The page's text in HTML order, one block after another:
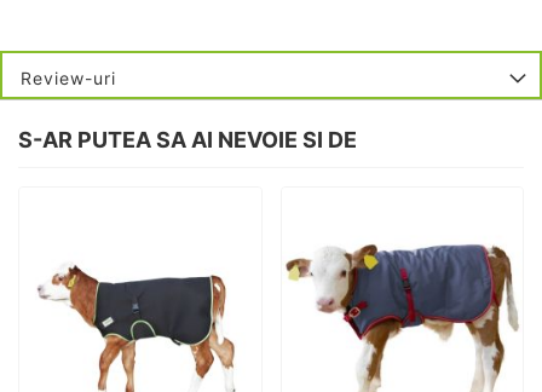
Review-uri
S-AR PUTEA SA AI NEVOIE SI DE